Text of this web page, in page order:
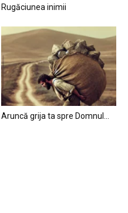
Rugăciunea inimii
Aruncă grija ta spre Domnul…